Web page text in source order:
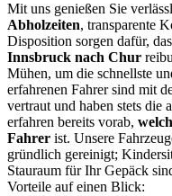
Mit uns genießen Sie
Abholzeiten, transparente
Disposition sorgen dafür,
Innsbruck nach Chur
Mühen, um die schnellste
erfahrenen Fahrer sind mit
vertraut und haben stets die
erfahren bereits vorab,
Fahrer ist. Unsere
gründlich gereinigt;
Stauraum für Ihr Gepäck
Vorteile auf einen Blick: